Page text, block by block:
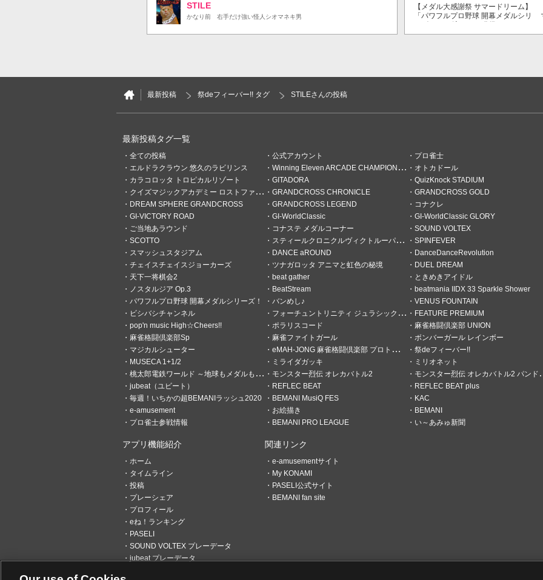
STILE
かなり前 右手だけ強い怪人シオマネキ男
3
STILE
右手だけ強い怪人シオマネキ男
この世が戦場なら金とは実弾
6 4
【メダル大感謝祭 サマードリーム】
「パワフルプロ野球 開幕メダルシリ
が2倍！
最新投稿 祭deフィーバー!! タグ STILEさんの投稿
最新投稿タグ一覧
全ての投稿 公式アカウント
プロ雀士
エルドラクラウン 悠久のラビリンス
Winning Eleven ARCADE CHAMPIONSHIP
オトカドール
カラコロッタ トロピカルリゾート
GITADORA
QuizKnock STADIUM
クイズマジックアカデミー ロストファンタリウム
GRANDCROSS CHRONICLE
GRANDCROSS GOLD
DREAM SPHERE GRANDCROSS
GRANDCROSS LEGEND
コナクレ
GI-VICTORY ROAD
GI-WorldClassic
GI-WorldClassic GLORY
ご当地あラウンド
コナステ メダルコーナー
SOUND VOLTEX
SCOTTO
スティールクロニクルヴィクトルーパーズ
SPINFEVER
スマッシュスタジアム
DANCE aROUND
DanceDanceRevolution
チェイスチェイスジョーカーズ
ツナガロッタ アニマと虹色の秘境
DUEL DREAM
天下一将棋会2
beat gather
ときめきアイドル
ノスタルジア Op.3
BeatStream
beatmania IIDX 33 Sparkle Shower
パワフルプロ野球 開幕メダルシリーズ！
バンめし♪
VENUS FOUNTAIN
ビシバシチャンネル
フォーチュントリニティ ジュラシックトレジャー
FEATURE PREMIUM
pop'n music High☆Cheers!!
ポラリスコード
麻雀格闘倶楽部 UNION
麻雀格闘倶楽部Sp
麻雀ファイトガール
ボンバーガール レインボー
マジカルシューター
eMAH-JONG 麻雀格闘倶楽部 プロトーナメント
祭deフィーバー!!
MUSECA 1+1/2
ミライダガッキ
ミリオネット
桃太郎電鉄ワールド ～地球もメダルもまわってる！～
モンスター烈伝 オレカバトル2
モンスター烈伝 オレカバトル2 パンドラのメダル
jubeat（ユビート）
REFLEC BEAT
REFLEC BEAT plus
毎週！いちかの超BEMANIラッシュ2020
BEMANI MusiQ FES
KAC
e-amusement
お絵描き
BEMANI
プロ雀士参戦情報
BEMANI PRO LEAGUE い～あみゅ新聞
アプリ機能紹介
ホーム
タイムライン
投稿
プレーシェア
プロフィール
eね！ランキング
PASELI
SOUND VOLTEX プレーデータ
jubeat プレーデータ
関連リンク
e-amusementサイト
My KONAMI
PASELI公式サイト
BEMANI fan site